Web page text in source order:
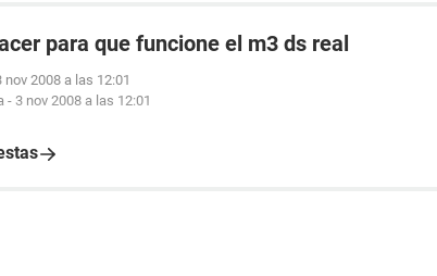
para que funcione el m3 ds real
nov 2008 a las 12:01
- 3 nov 2008 a las 12:01